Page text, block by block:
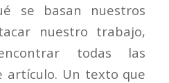
se basan nuestros
nuestro trabajo,
todas las
artículo. Un texto que